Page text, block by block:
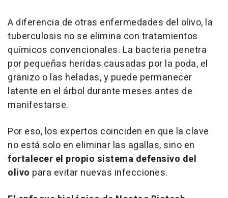
A diferencia de otras enfermedades del olivo, la
tuberculosis no se elimina con tratamientos
químicos convencionales. La bacteria penetra
por pequeñas heridas causadas por la poda, el
granizo o las heladas, y puede permanecer
latente en el árbol durante meses antes de
manifestarse.
Por eso, los expertos coinciden en que la clave
no está solo en eliminar las agallas, sino en
fortalecer el propio sistema defensivo del
olivo para evitar nuevas infecciones.